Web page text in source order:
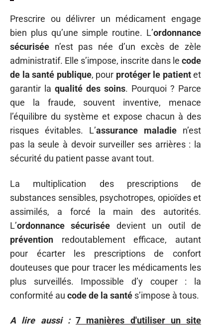
Prescrire ou délivrer un médicament engage
bien plus qu’une simple routine. L’ordonnance
sécurisée n’est pas née d’un excès de zèle
administratif. Elle s’impose, inscrite dans le code
de la santé publique, pour protéger le patientet
garantir la qualité des soins. Pourquoi ? Parce
que la fraude, souvent inventive, menace
l’équilibre du système et expose chacun à des
risques évitables. L’assurance maladie n’est
pas la seule à devoir surveiller ses arrières : la
sécurité du patient passe avant tout.
La multiplication des prescriptions de
substances sensibles, psychotropes, opioïdes et
assimilés, a forcé la main des autorités.
L’ordonnance sécurisée devient un outil de
prévention redoutablement efficace, autant
pour écarter les prescriptions de confort
douteuses que pour tracer les médicaments les
plus surveillés. Impossible d’y couper : la
conformité au code de la santé s’impose à tous.
A lire aussi : 7 manières d'utiliser un site